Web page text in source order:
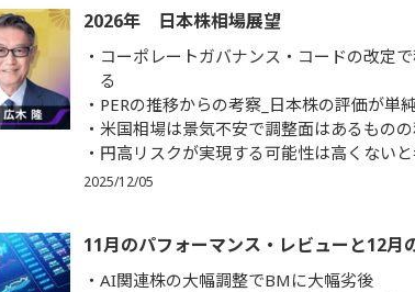
2026年 日本株相場展望
コーポレートガバナンス・コードの改定
る
PERの推移からの考察_日本株の評価が単
米国相場は景気不安で調整面はあるもの
円高リスクが実現する可能性は高くない
2025/12/05
11月のパフォーマンス・レビューと12月
AI関連株の大幅調整でBMに大幅劣後